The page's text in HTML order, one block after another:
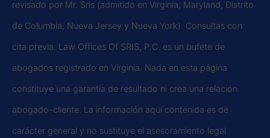
revisado por Mr. Sris (admitido en Virginia, Maryland, Distrito
de Columbia, Nueva Jersey y Nueva York). Consultas con
cita previa. Law Offices Of SRIS, P.C. es un bufete de
abogados registrado en Virginia. Nada en esta página
constituye una garantía de resultado ni crea una relación
abogado-cliente. La información aquí contenida es de
carácter general y no sustituye el asesoramiento legal